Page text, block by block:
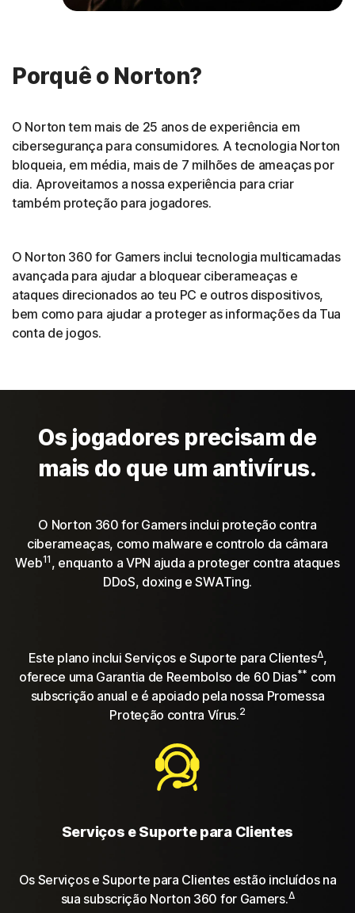
Porquê o Norton?
O Norton tem mais de 25 anos de experiência em
cibersegurança para consumidores. A tecnologia Norton
bloqueia, em média, mais de 7 milhões de ameaças por
dia. Aproveitamos a nossa experiência para criar
também proteção para jogadores.
O Norton 360 for Gamers inclui tecnologia multicamadas
avançada para ajudar a bloquear ciberameaças e
ataques direcionados ao teu PC e outros dispositivos,
bem como para ajudar a proteger as informações da Tua
conta de jogos.
Os jogadores precisam de
mais do que um antivírus.
O Norton 360 for Gamers inclui proteção contra
ciberameaças, como malware e controlo da câmara
Web11 , enquanto a VPN ajuda a proteger contra ataques
DDoS, doxing e SWATing.
Este plano inclui Serviços e Suporte para ClientesΔ,
oferece uma Garantia de Reembolso de 60 Dias** com
subscrição anual e é apoiado pela nossa Promessa
Proteção contra Vírus.2
Serviços e Suporte para Clientes
Os Serviços e Suporte para Clientes estão incluídos na
sua subscrição Norton 360 for Gamers.Δ